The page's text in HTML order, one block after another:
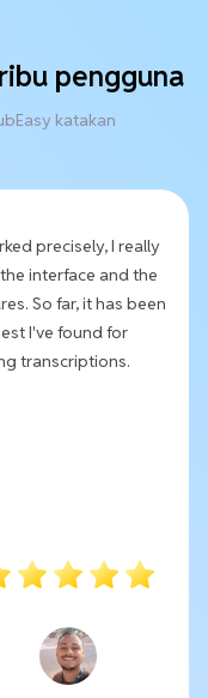
pengguna
katakan
precisely, I really
interface and the
So far, it has been
I've found for
transcriptions.